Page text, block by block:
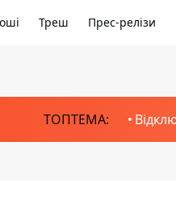
Треш Прес-релізи
ТОПТЕМА: